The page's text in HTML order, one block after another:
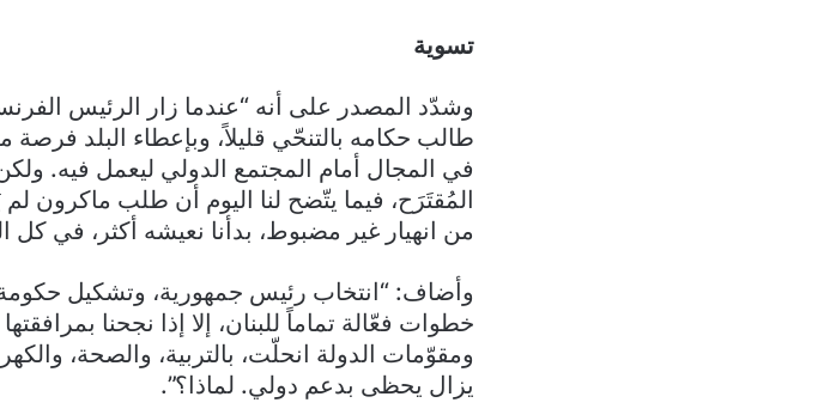
تسوية
طالب حكامه بالتنحّي قليلاً، وبإعطاء البلد
في المجال أمام المجتمع الدولي ليعمل فيه.
المُقتَرَح، فيما يتّضح لنا اليوم أن طلب ماكرون لم
من انهيار غير مضبوط، بدأنا نعيشه أكثر، في كل
وأضاف: “انتخاب رئيس جمهورية، وتشكيل
خطوات فعّالة تماماً للبنان، إلا إذا نجحنا
ومقوّمات الدولة انحلّت، بالتربية، والصحة،
يزال يحظى بدعم دولي. لماذا؟”.